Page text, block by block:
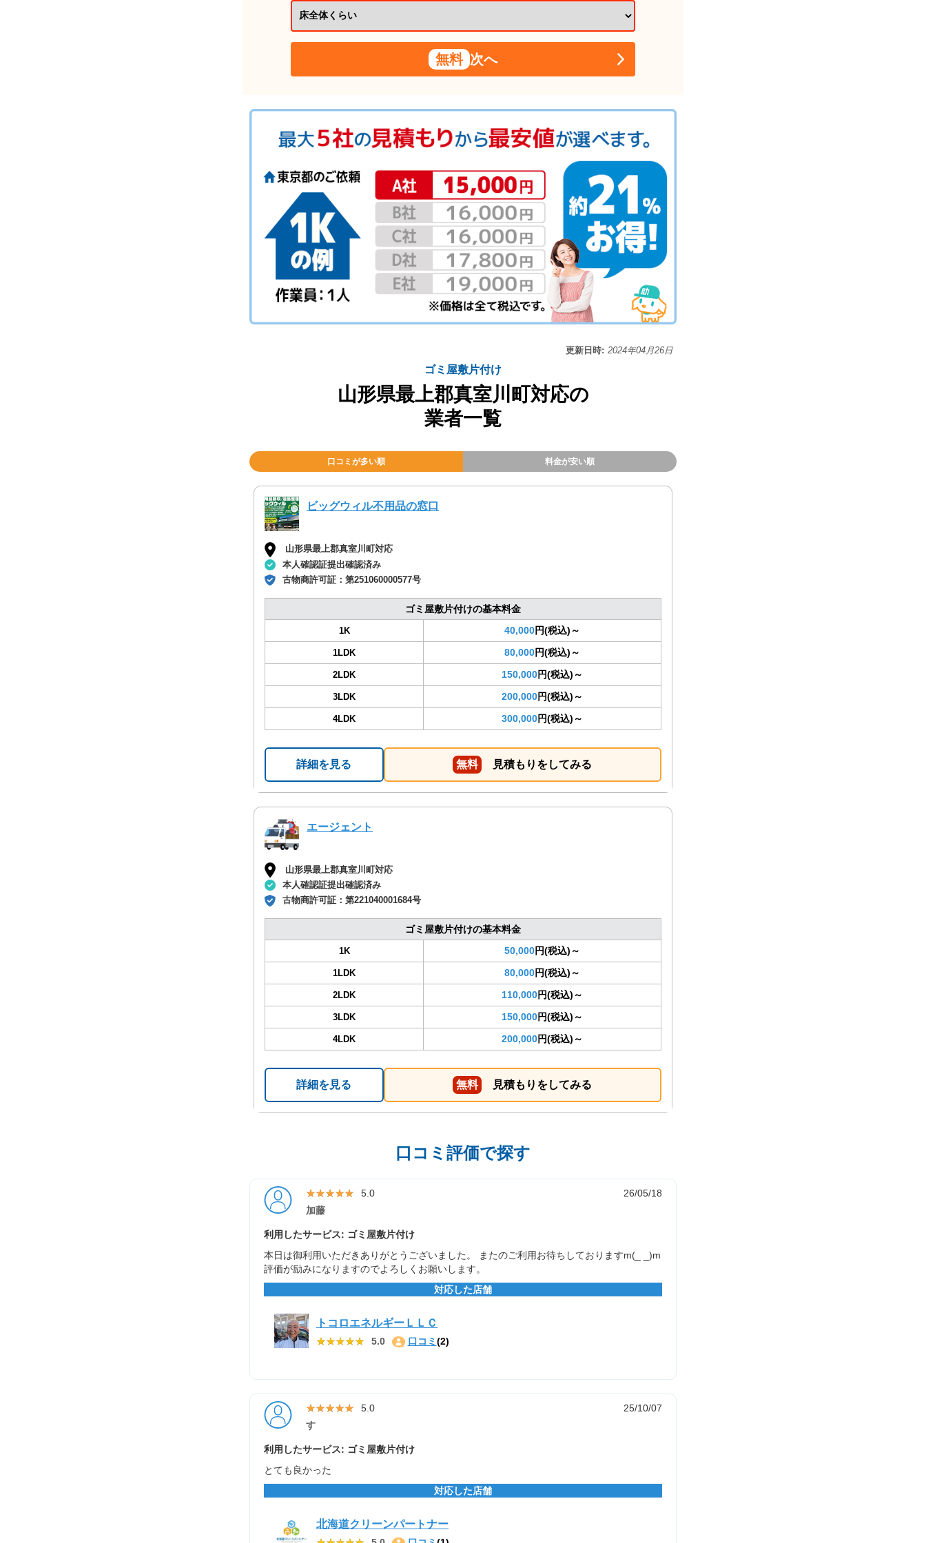
無料 次へ
更新日時: 2024年04月26日
ゴミ屋敷片付け
山形県最上郡真室川町対応の
業者一覧
口コミが多い順 料金が安い順
ビッグウィル不用品の窓口
山形県最上郡真室川町対応
本人確認証提出確認済み
古物商許可証： 第251060000577号
ゴミ屋敷片付けの基本料金
1K 40,000円(税込)～
1LDK 80,000円(税込)～
2LDK 150,000円(税込)～
3LDK 200,000円(税込)～
4LDK 300,000円(税込)～
詳細を見る 無料 見積もりをしてみる
エージェント
山形県最上郡真室川町対応
本人確認証提出確認済み
古物商許可証： 第221040001684号
ゴミ屋敷片付けの基本料金
1K 50,000円(税込)～
1LDK 80,000円(税込)～
2LDK 110,000円(税込)～
3LDK 150,000円(税込)～
4LDK 200,000円(税込)～
詳細を見る 無料 見積もりをしてみる
口コミ評価で探す
★★★★★
★★★★★ 5.0
26/05/18
加藤
利用したサービス: ゴミ屋敷片付け
本日は御利用いただきありがとうございました。 またのご利用お待ちしておりますm(_ _)m
評価が励みになりますのでよろしくお願いします。
対応した店舗
トコロエネルギーＬＬＣ
★★★★★
★★★★★ 5.0 口コミ (2)
★★★★★
★★★★★ 5.0
25/10/07
す
利用したサービス: ゴミ屋敷片付け
とても良かった
対応した店舗
北海道クリーンパートナー